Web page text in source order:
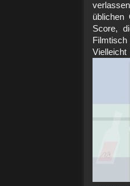
üblichen
Score,